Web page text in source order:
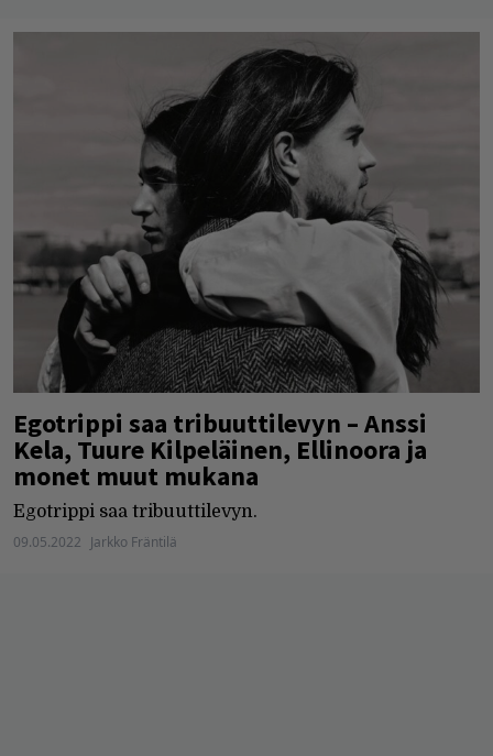
Egotrippi saa tribuuttilevyn – Anssi
Kela, Tuure Kilpeläinen, Ellinoora ja
monet muut mukana
Egotrippi saa tribuuttilevyn.
09.05.2022 Jarkko Fräntilä